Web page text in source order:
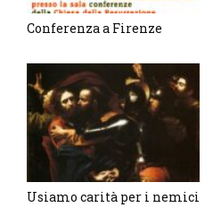
Conferenza a Firenze
Usiamo carità per i nemici